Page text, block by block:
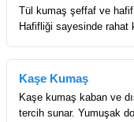
Tül kumaş şeffaf ve hafif
Hafifliği sayesinde rahat
Kaşe Kumaş
Kaşe kumaş kaban ve
tercih sunar. Yumuşak